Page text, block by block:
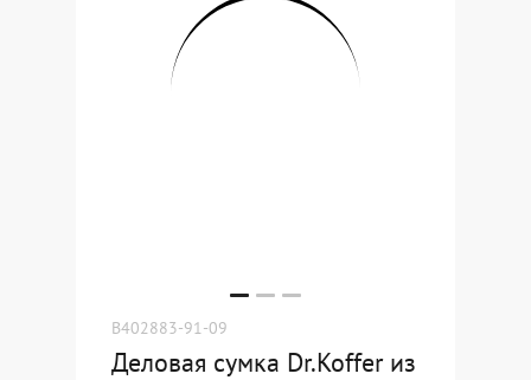
B402883-91-09
Деловая сумка Dr.Koffer из